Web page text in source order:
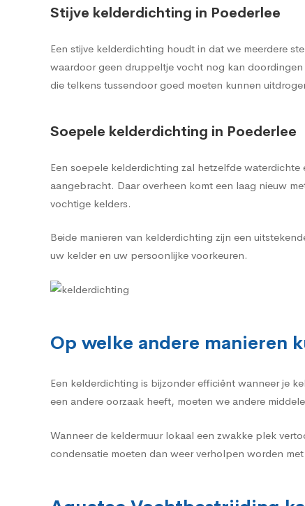
Stijve kelderdichting in Poederlee
Een stijve kelderdichting houdt in dat we meerdere
waardoor geen druppeltje vocht nog kan
die telkens tussendoor goed moeten kunnen
Soepele kelderdichting in Poederlee
Een soepele kelderdichting zal hetzelfde
aangebracht. Daar overheen komt een laag nieuw
vochtige kelders.
Beide manieren van kelderdichting zijn een
uw kelder en uw persoonlijke voorkeuren.
Op welke andere manieren
Een kelderdichting is bijzonder efficiënt wanneer je
een andere oorzaak heeft, moeten we andere
Wanneer de keldermuur lokaal een zwakke plek
condensatie moeten dan weer verholpen worden